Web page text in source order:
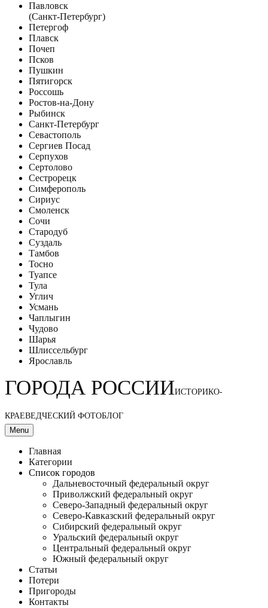
Павловск
(Санкт-Петербург)
Петергоф
Плавск
Почеп
Псков
Пушкин
Пятигорск
Россошь
Ростов-на-Дону
Рыбинск
Санкт-Петербург
Севастополь
Сергиев Посад
Серпухов
Сертолово
Сестрорецк
Симферополь
Сириус
Смоленск
Сочи
Стародуб
Суздаль
Тамбов
Тосно
Туапсе
Тула
Углич
Усмань
Чаплыгин
Чудово
Шарья
Шлиссельбург
Ярославль
ГОРОДА РОССИИИСТОРИКО-
КРАЕВЕДЧЕСКИЙ ФОТОБЛОГ
Menu
Главная
Категории
Список городов
Дальневосточный федеральный округ
Приволжский федеральный округ
Северо-Западный федеральный округ
Северо-Кавказский федеральный округ
Сибирский федеральный округ
Уральский федеральный округ
Центральный федеральный округ
Южный федеральный округ
Статьи
Потери
Пригороды
Контакты